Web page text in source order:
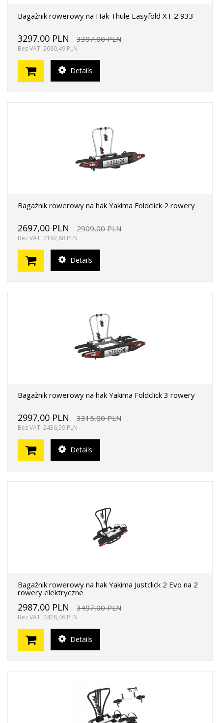
Bagażnik rowerowy na Hak Thule Easyfold XT 2 933
3297,00 PLN 3397,00 PLN
Bez VAT: 2680,49 PLN
Details
Bagażnik rowerowy na hak Yakima Foldclick 2 rowery
2697,00 PLN 2909,00 PLN
Bez VAT: 2192,68 PLN
Details
Bagażnik rowerowy na hak Yakima Foldclick 3 rowery
2997,00 PLN 3315,00 PLN
Bez VAT: 2436,59 PLN
Details
Bagażnik rowerowy na hak Yakima Justclick 2 Evo na 2
rowery elektryczne
2987,00 PLN 3497,00 PLN
Bez VAT: 2428,46 PLN
Details